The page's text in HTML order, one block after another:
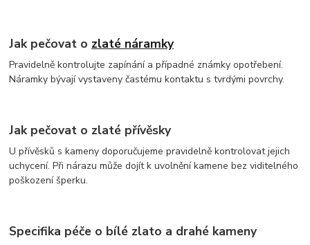
Jak pečovat o zlaté náramky
Pravidelně kontrolujte zapínání a případné známky opotřebení.
Náramky bývají vystaveny častému kontaktu s tvrdými povrchy.
Jak pečovat o zlaté přívěsky
U přívěsků s kameny doporučujeme pravidelně kontrolovat jejich
uchycení. Při nárazu může dojít k uvolnění kamene bez viditelného
poškození šperku.
Specifika péče o bílé zlato a drahé kameny